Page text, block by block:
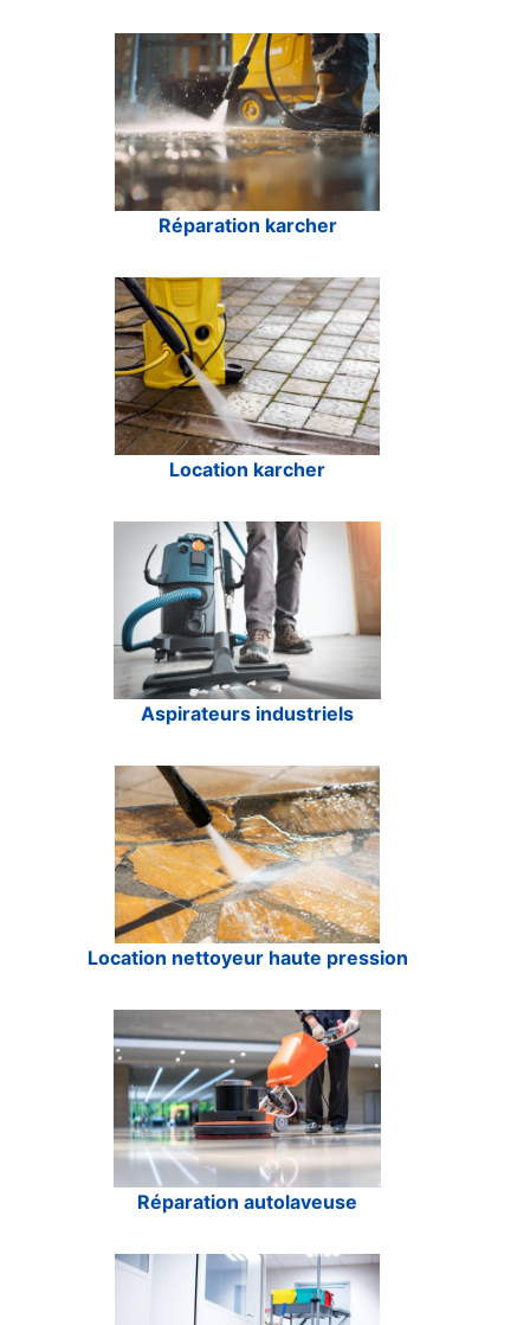
Réparation karcher
Location karcher
Aspirateurs industriels
Location nettoyeur haute pression
Réparation autolaveuse